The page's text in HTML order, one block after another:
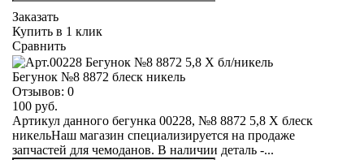
Заказать
Купить в 1 клик
Сравнить
Бегунок №8 8872 блеск никель
Отзывов: 0
100 руб.
Артикул данного бегунка 00228, №8 8872 5,8 Х блеск
никельНаш магазин специализируется на продаже
запчастей для чемоданов. В наличии деталь -...